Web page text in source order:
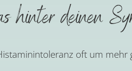
hinter deinen
oft um